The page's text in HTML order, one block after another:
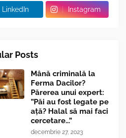
LinkedIn Instagram
Posts
Mână criminală la
Ferma Dacilor?
Părerea unui expert:
”Păi au fost legate pe
ață? Halal să mai faci
cercetare...”
decembrie 27, 2023